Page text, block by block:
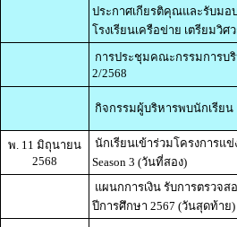
ประกาศเกียรติคุณและรับมอ
โรงเรียนเครือข่าย เตรียมวิศ
การประชุมคณะกรรมการบ
2/2568
กิจกรรมผู้บริหารพบนักเรียน
พ. 11 มิถุนายน
2568
นักเรียนเข้าร่วมโครงการแข่
Season 3 (วันที่สอง)
แผนกการเงิน รับการตรวจ
ปีการศึกษา 2567 (วันสุดท้าย)